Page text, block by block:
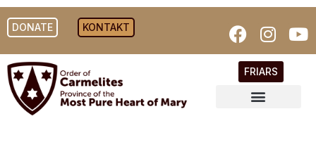
DONATE KONTAKT
FRIARS